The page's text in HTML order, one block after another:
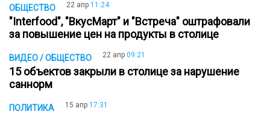
ОБЩЕСТВО 22 апр 11:24
"Interfood", "ВкусМарт" и "Встреча" оштрафовали
за повышение цен на продукты в столице
ВИДЕО / ОБЩЕСТВО 22 апр 09:21
15 объектов закрыли в столице за нарушение
саннорм
ПОЛИТИКА 15 апр 17:31